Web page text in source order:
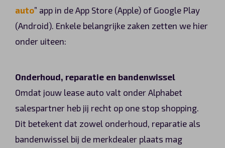
auto” app in de App Store (Apple) of Google Play
(Android). Enkele belangrijke zaken zetten we hier
onder uiteen:
Onderhoud, reparatie en bandenwissel
Omdat jouw lease auto valt onder Alphabet
salespartner heb jij recht op one stop shopping.
Dit betekent dat zowel onderhoud, reparatie als
bandenwissel bij de merkdealer plaats mag
Shortlease
Vragen?
Over ons
Contact